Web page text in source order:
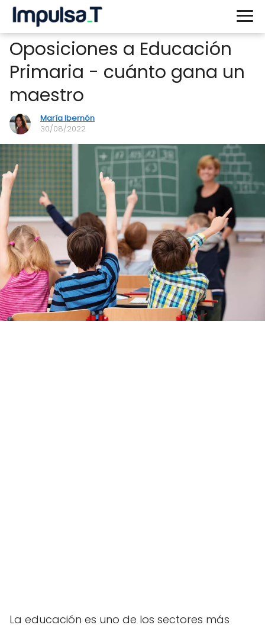
Oposiciones a Educación
Primaria - cuánto gana un
maestro
María Ibernón
30/08/2022
La educación es uno de los sectores más